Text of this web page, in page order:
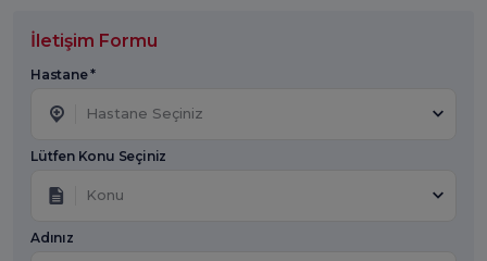
İletişim Formu
Hastane *
Hastane Seçiniz
Lütfen Konu Seçiniz
Konu
Adınız